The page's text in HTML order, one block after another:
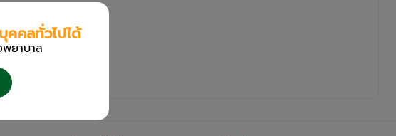
คคลทั่วไปได้
พยาบาล